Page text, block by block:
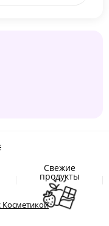
Свежие
продукты
Косметикой